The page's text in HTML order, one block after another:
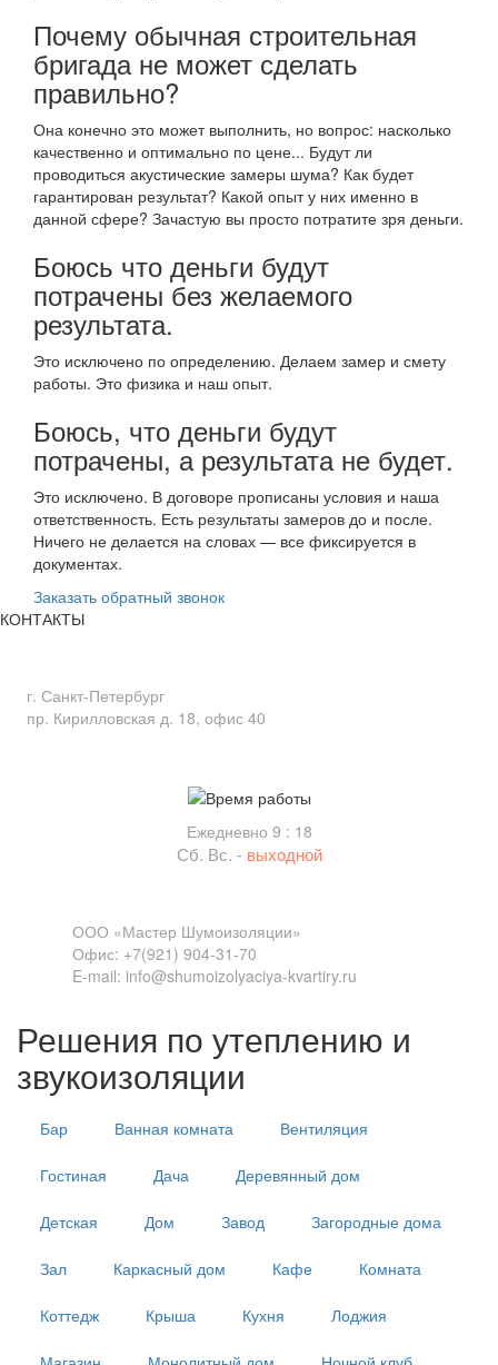
Почему обычная строительная
бригада не может сделать
правильно?
Она конечно это может выполнить, но вопрос: насколько
качественно и оптимально по цене... Будут ли
проводиться акустические замеры шума? Как будет
гарантирован результат? Какой опыт у них именно в
данной сфере? Зачастую вы просто потратите зря деньги.
Боюсь что деньги будут
потрачены без желаемого
результата.
Это исключено по определению. Делаем замер и смету
работы. Это физика и наш опыт.
Боюсь, что деньги будут
потрачены, а результата не будет.
Это исключено. В договоре прописаны условия и наша
ответственность. Есть результаты замеров до и после.
Ничего не делается на словах — все фиксируется в
документах.
Заказать обратный звонок
КОНТАКТЫ
г. Санкт-Петербург
пр. Кирилловская д. 18, офис 40
Ежедневно 9 : 18
Сб. Вс. - выходной
ООО «Мастер Шумоизоляции»
Офис: +7(921) 904-31-70
E-mail: info@shumoizolyaciya-kvartiry.ru
Решения по утеплению и
звукоизоляции
Бар Ванная комната Вентиляция
Гостиная Дача Деревянный дом
Детская Дом Завод Загородные дома
Зал Каркасный дом Кафе Комната
Коттедж Крыша Кухня Лоджия